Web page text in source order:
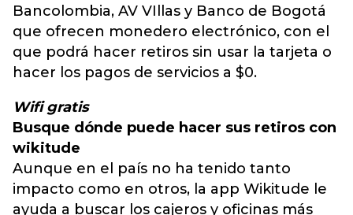
Bancolombia, AV VIllas y Banco de Bogotá
que ofrecen monedero electrónico, con el
que podrá hacer retiros sin usar la tarjeta o
hacer los pagos de servicios a $0.
Wifi gratis
Busque dónde puede hacer sus retiros con
wikitude
Aunque en el país no ha tenido tanto
impacto como en otros, la app Wikitude le
ayuda a buscar los cajeros y oficinas más